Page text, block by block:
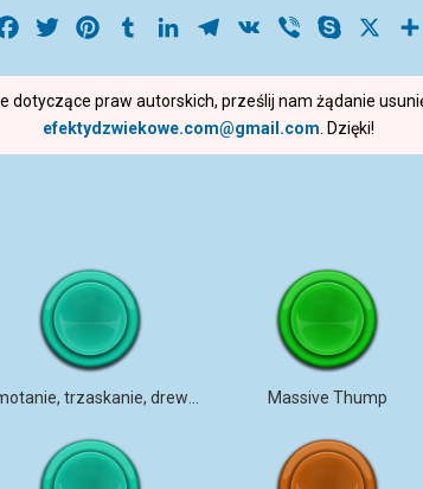
Facebook
Twitter PinterestTumblrLinkedInTelegram
VK Viber Skype
dotyczące praw autorskich, prześlij nam żądanie
efektydzwiekowe.com@gmail.com . Dzięki!
Massive Thump